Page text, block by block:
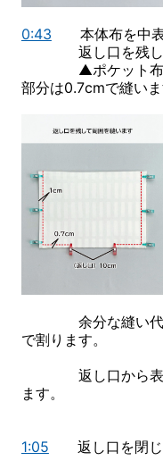
0:43 本体布を中表
返し口を残して
▲ポケット布の
部分は0.7cmで縫いま
余分な縫い代は
で割ります。
返し口から表に
ます。
1:05 返し口を閉じ